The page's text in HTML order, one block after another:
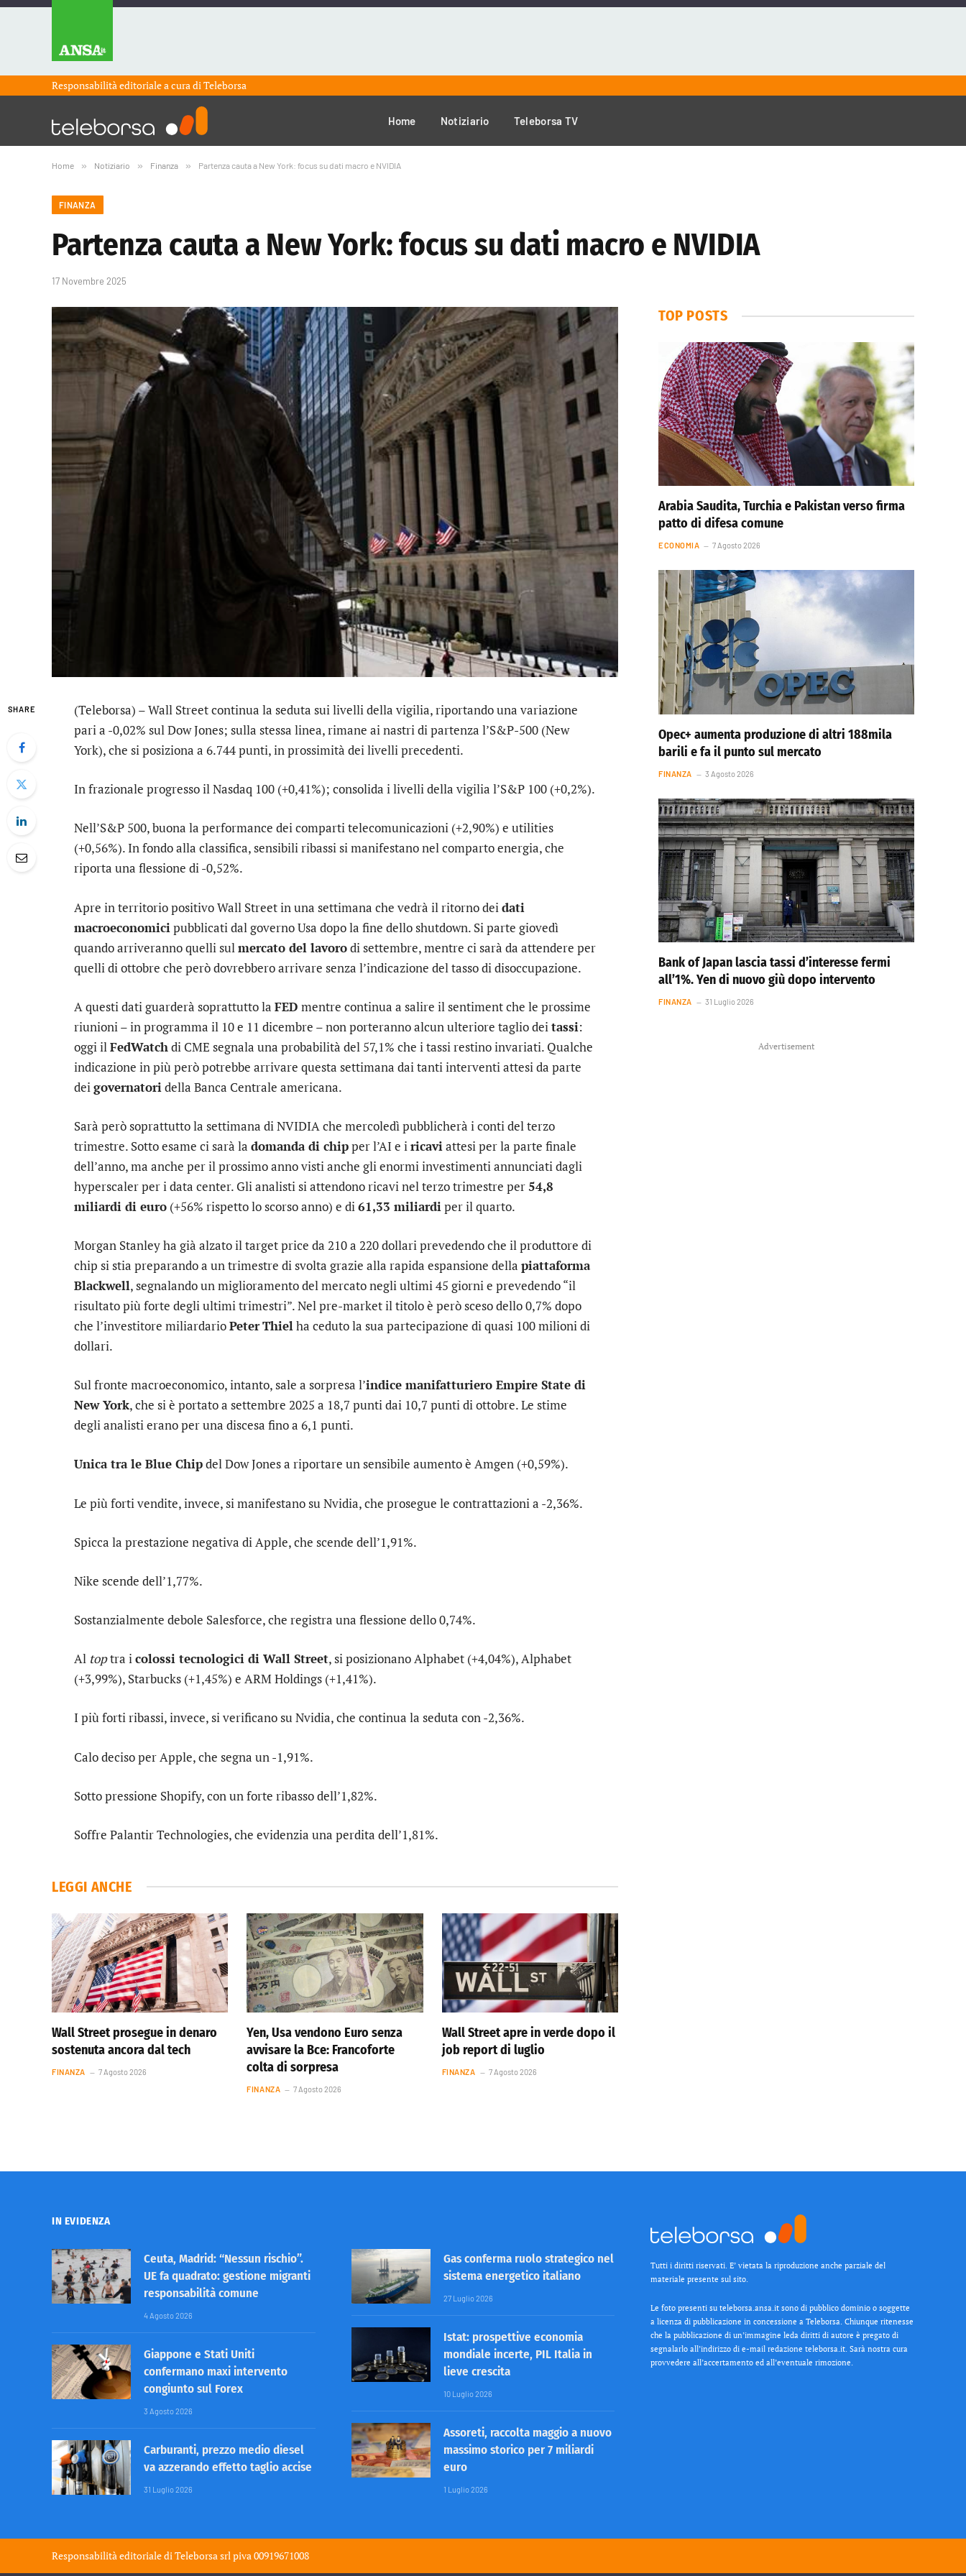
Responsabilità editoriale a cura diTeleborsa
Home Notiziario Teleborsa TV
Home » Notiziario » Finanza » Partenza cauta a New York: focus su dati macro e NVIDIA
FINANZA
Partenza cauta a New York: focus su dati macro e NVIDIA
17 Novembre 2025
SHARE
(Teleborsa) – Wall Street continua la seduta sui livelli della vigilia, riportando una variazione
pari a -0,02% sulDow Jones; sulla stessa linea, rimane ai nastri di partenza l’S&P-500 (New
York), che si posiziona a 6.744 punti, in prossimità dei livelli precedenti.
In frazionale progresso ilNasdaq 100 (+0,41%); consolida i livelli della vigilia l’S&P 100 (+0,2%).
Nell’S&P 500, buona la performance dei compartitelecomunicazioni (+2,90%) e utilities
(+0,56%). In fondo alla classifica, sensibili ribassi si manifestano nel compartoenergia, che
riporta una flessione di -0,52%.
Apre in territorio positivo Wall Street in una settimana che vedrà il ritorno dei dati
macroeconomici pubblicati dal governo Usa dopo la fine dello shutdown. Si parte giovedì
quando arriveranno quelli sul mercato del lavorodi settembre, mentre ci sarà da attendere per
quelli di ottobre che però dovrebbero arrivare senza l’indicazione del tasso di disoccupazione.
A questi dati guarderà soprattutto la FED mentre continua a salire il sentiment che le prossime
riunioni – in programma il 10 e 11 dicembre – non porteranno alcun ulteriore taglio deitassi:
oggi ilFedWatchdi CME segnala una probabilità del 57,1% che i tassi restino invariati. Qualche
indicazione in più però potrebbe arrivare questa settimana dai tanti interventi attesi da parte
deigovernatoridella Banca Centrale americana.
Sarà però soprattutto la settimana diNVIDIAche mercoledì pubblicherà i conti del terzo
trimestre. Sotto esame ci sarà la domanda di chipper l’AI e iricaviattesi per la parte finale
dell’anno, ma anche per il prossimo anno visti anche gli enormi investimenti annunciati dagli
hyperscaler per i data center. Gli analisti si attendono ricavi nel terzo trimestre per54,8
miliardi di euro (+56% rispetto lo scorso anno) e di61,33 miliardiper il quarto.
Morgan Stanley ha già alzato il target price da 210 a 220 dollari prevedendo che il produttore di
chip si stia preparando a un trimestre di svolta grazie alla rapida espansione della piattaforma
Blackwell, segnalando un miglioramento del mercato negli ultimi 45 giorni e prevedendo “il
risultato più forte degli ultimi trimestri”. Nel pre-market il titolo è però sceso dello 0,7% dopo
che l’investitore miliardarioPeterThielha ceduto la sua partecipazione di quasi 100 milioni di
dollari.
Sul fronte macroeconomico, intanto, sale a sorpresa l’indice manifatturiero Empire State di
New York, che si è portato a settembre 2025 a 18,7 punti dai 10,7 punti di ottobre. Le stime
degli analisti erano per una discesa fino a 6,1 punti.
Unica tra le Blue Chipdel Dow Jones a riportare un sensibile aumento è Amgen (+0,59%).
Le più forti vendite, invece, si manifestano su Nvidia, che prosegue le contrattazioni a -2,36%.
Spicca la prestazione negativa diApple, che scende dell’1,91%.
Nike scende dell’1,77%.
Sostanzialmente debole Salesforce, che registra una flessione dello 0,74%.
Al toptra icolossi tecnologici di Wall Street, si posizionanoAlphabet (+4,04%),Alphabet
(+3,99%), Starbucks (+1,45%) e ARM Holdings (+1,41%).
I più forti ribassi, invece, si verificano suNvidia, che continua la seduta con -2,36%.
Calo deciso per Apple, che segna un -1,91%.
Sotto pressione Shopify, con un forte ribasso dell’1,82%.
Soffre Palantir Technologies, che evidenzia una perdita dell’1,81%.
LEGGI ANCHE
Wall Street prosegue in denaro
sostenuta ancora dal tech
FINANZA 7 Agosto 2026
Yen, Usa vendono Euro senza
avvisare la Bce: Francoforte
colta di sorpresa
FINANZA 7 Agosto 2026
Wall Street apre in verde dopo il
job report di luglio
FINANZA 7 Agosto 2026
TOP POSTS
Arabia Saudita, Turchia e Pakistan verso firma
patto di difesa comune
ECONOMIA 7 Agosto 2026
Opec+ aumenta produzione di altri 188mila
barili e fa il punto sul mercato
FINANZA 3 Agosto 2026
Bank of Japan lascia tassi d’interesse fermi
all’1%. Yen di nuovo giù dopo intervento
FINANZA 31 Luglio 2026
Advertisement
IN EVIDENZA
Ceuta, Madrid: “Nessun rischio”.
UE fa quadrato: gestione migranti
responsabilità comune
4 Agosto 2026
Giappone e Stati Uniti
confermano maxi intervento
congiunto sul Forex
3 Agosto 2026
Carburanti, prezzo medio diesel
va azzerando effetto taglio accise
31 Luglio 2026
Gas conferma ruolo strategico nel
sistema energetico italiano
27 Luglio 2026
Istat: prospettive economia
mondiale incerte, PIL Italia in
lieve crescita
10 Luglio 2026
Assoreti, raccolta maggio a nuovo
massimo storico per 7 miliardi
euro
1 Luglio 2026
Tutti i diritti riservati. E’ vietata la riproduzione anche parziale del
materiale presente sul sito.
Le foto presenti su teleborsa.ansa.it sono di pubblico dominio o soggette
a licenza di pubblicazione in concessione a Teleborsa. Chiunque ritenesse
che la pubblicazione di un’immagine leda diritti di autore è pregato di
segnalarlo all’indirizzo di e-mail redazione teleborsa.it. Sarà nostra cura
provvedere all’accertamento ed all’eventuale rimozione.
Responsabilità editoriale diTeleborsa srlpiva 00919671008